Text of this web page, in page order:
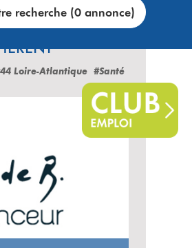
recherche (0 annonce)
ANNONCES
Loire-Atlantique #Santé